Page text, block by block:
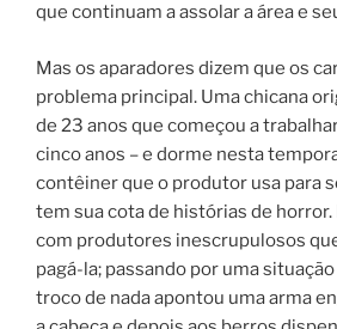
que continuam a assolar a área e
Mas os aparadores dizem que os
problema principal. Uma chicana
de 23 anos que começou a
cinco anos – e dorme nesta
contêiner que o produtor usa para
tem sua cota de histórias de horror.
com produtores inescrupulosos
pagá-la; passando por uma
troco de nada apontou uma arma